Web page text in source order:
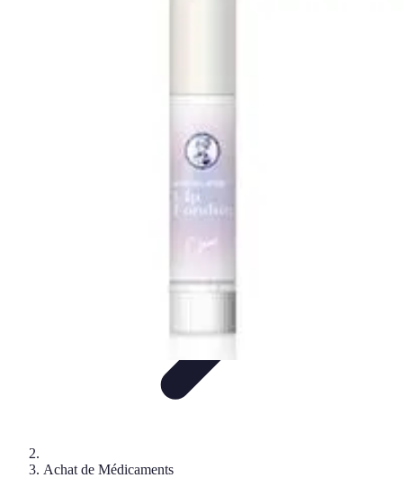
Achat de Médicaments